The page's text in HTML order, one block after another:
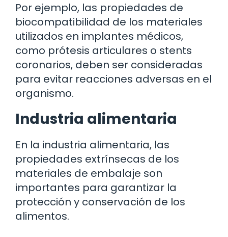
Por ejemplo, las propiedades de
biocompatibilidad de los materiales
utilizados en implantes médicos,
como prótesis articulares o stents
coronarios, deben ser consideradas
para evitar reacciones adversas en el
organismo.
Industria alimentaria
En la industria alimentaria, las
propiedades extrínsecas de los
materiales de embalaje son
importantes para garantizar la
protección y conservación de los
alimentos.